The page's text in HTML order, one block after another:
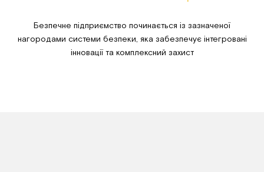
Безпечне підприємство починається із зазначеної
нагородами системи безпеки, яка забезпечує інтегровані
інновації та комплексний захист